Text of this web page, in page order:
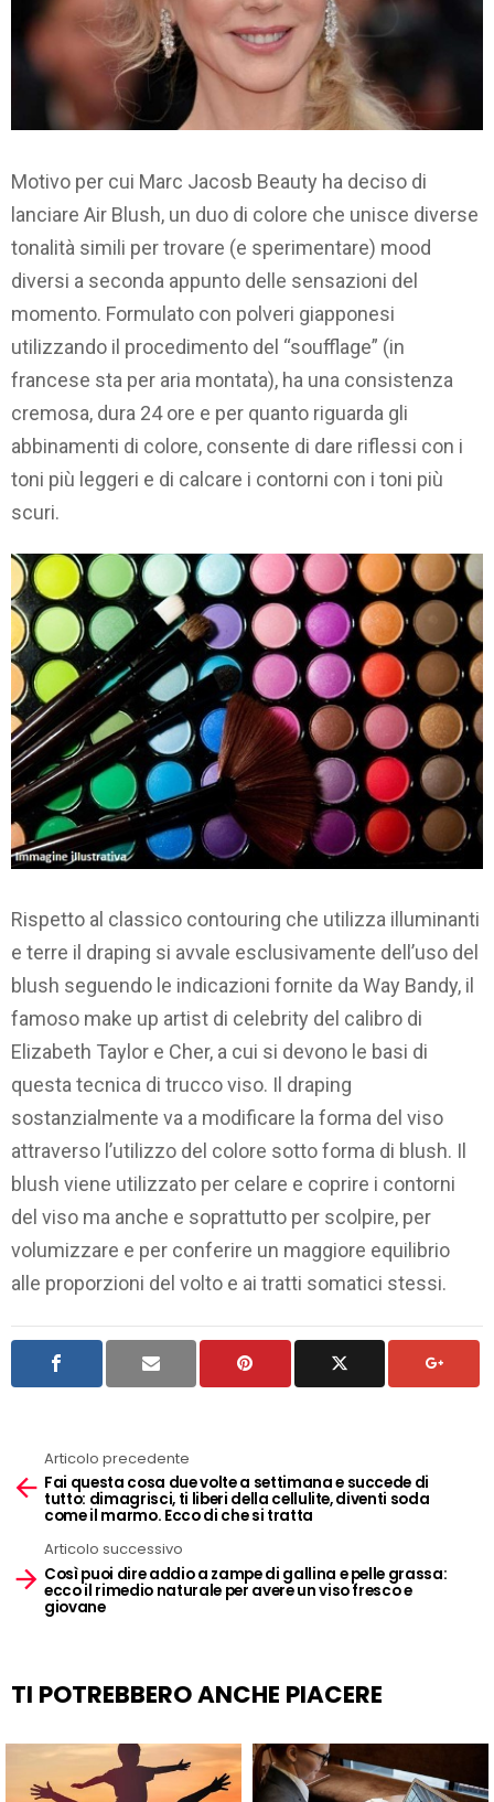
Motivo per cui Marc Jacosb Beauty ha deciso di
lanciare Air Blush, un duo di colore che unisce diverse
tonalità simili per trovare (e sperimentare) mood
diversi a seconda appunto delle sensazioni del
momento. Formulato con polveri giapponesi
utilizzando il procedimento del “soufflage” (in
francese sta per aria montata), ha una consistenza
cremosa, dura 24 ore e per quanto riguarda gli
abbinamenti di colore, consente di dare riflessi con i
toni più leggeri e di calcare i contorni con i toni più
scuri.
Rispetto al classico contouring che utilizza illuminanti
e terre il draping si avvale esclusivamente dell’uso del
blush seguendo le indicazioni fornite da Way Bandy, il
famoso make up artist di celebrity del calibro di
Elizabeth Taylor e Cher, a cui si devono le basi di
questa tecnica di trucco viso. Il draping
sostanzialmente va a modificare la forma del viso
attraverso l’utilizzo del colore sotto forma di blush. Il
blush viene utilizzato per celare e coprire i contorni
del viso ma anche e soprattutto per scolpire, per
volumizzare e per conferire un maggiore equilibrio
alle proporzioni del volto e ai tratti somatici stessi.
more
Articolo precedente
Fai questa cosa due volte a settimana e succede di
tutto: dimagrisci, ti liberi della cellulite, diventi soda
come il marmo. Ecco di che si tratta
Articolo successivo
Così puoi dire addio a zampe di gallina e pelle grassa:
ecco il rimedio naturale per avere un viso fresco e
giovane
TI POTREBBERO ANCHE PIACERE